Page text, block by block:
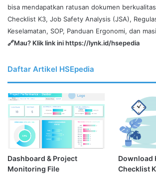
bisa mendapatkan ratusan dokumen
Checklist K3, Job Safety Analysis (JSA),
Keselamatan, SOP, Panduan Ergonomi, dan
🔗Mau? Klik link inihttps://lynk.id/hsepedia
Daftar Artikel HSEpedia
Dashboard & Project
Monitoring File
Download
Checklist